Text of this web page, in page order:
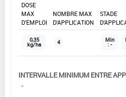
DOSE
MAX
D'EMPLOI
NOMBRE MAX
D'APPLICATION
STADE
0,35
kg/ha 4 Min
: -
INTERVALLE MINIMUM ENTRE
-